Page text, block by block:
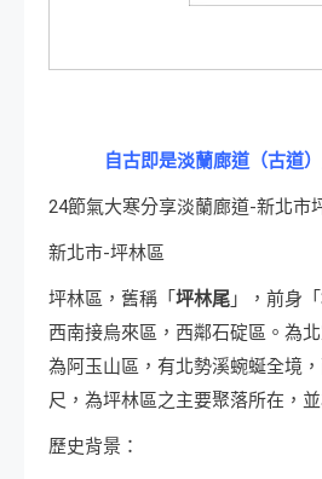
自古即是淡蘭廊道（古道
24節氣大寒分享淡蘭廊道-新北市
新北市-坪林區
坪林區，舊稱「 坪林尾 」，前身「
西南接烏來區，西鄰石碇區。為
為阿玉山區，有北勢溪蜿蜒全境
尺，為坪林區之主要聚落所在，
歷史背景：